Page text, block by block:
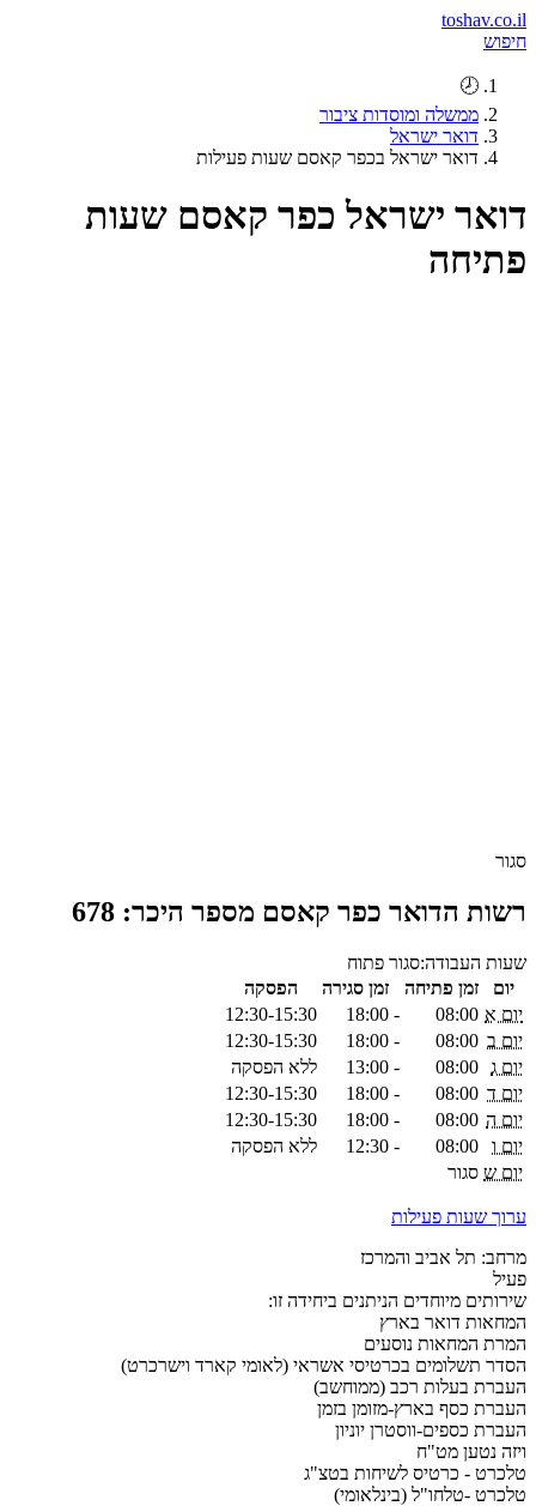
toshav.co.il
חיפוש
🕗
ממשלה ומוסדות ציבור
דואר ישראל
דואר ישראל בכפר קאסם שעות פעילות
דואר ישראל כפר קאסם שעות
פתיחה
סגור
רשות הדואר כפר קאסם מספר היכר: 678
שעות העבודה:סגור פתוח
יום
זמן פתיחה זמן סגירה
הפסקה
יום א 08:00
-
18:00
12:30-15:30
יום ב 08:00
-
18:00
12:30-15:30
יום ג 08:00
-
13:00
ללא הפסקה
יום ד 08:00
-
18:00
12:30-15:30
יום ה 08:00
-
18:00
12:30-15:30
יום ו
08:00
-
12:30
ללא הפסקה
יום ש סגור
ערוך שעות פעילות
מרחב: תל אביב והמרכז
פעיל
שירותים מיוחדים הניתנים ביחידה זו:
המחאות דואר בארץ
המרת המחאות נוסעים
הסדר תשלומים בכרטיסי אשראי (לאומי קארד וישרכרט)
העברת בעלות רכב (ממוחשב)
העברת כסף בארץ-מזומן בזמן
העברת כספים-ווסטרן יוניון
ויזה נטען מט"ח
טלכרט - כרטיס לשיחות בטצ"ג
טלכרט -טלחו"ל (בינלאומי)